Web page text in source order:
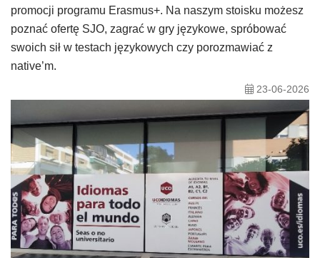
promocji programu Erasmus+. Na naszym stoisku możesz
poznać ofertę SJO, zagrać w gry językowe, spróbować
swoich sił w testach językowych czy porozmawiać z
native’m.
23-06-2026